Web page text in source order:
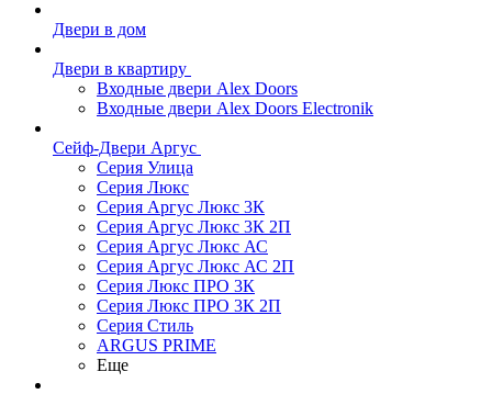
Двери в дом
Двери в квартиру
Входные двери Alex Doors
Входные двери Alex Doors Electronik
Сейф-Двери Аргус
Серия Улица
Серия Люкс
Серия Аргус Люкс 3К
Серия Аргус Люкс 3К 2П
Серия Аргус Люкс АС
Серия Аргус Люкс АС 2П
Серия Люкс ПРО 3К
Серия Люкс ПРО 3К 2П
Серия Стиль
ARGUS PRIME
Еще